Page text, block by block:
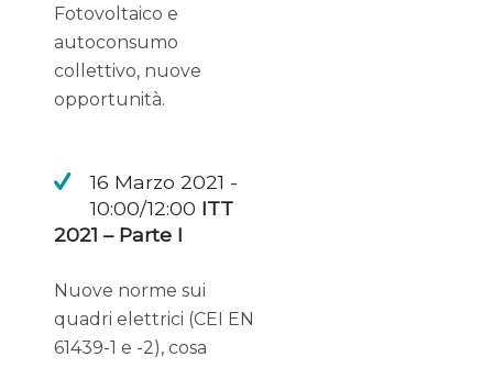
Fotovoltaico e
autoconsumo
collettivo, nuove
opportunità.
16 Marzo 2021 -
10:00/12:00 ITT
2021 – Parte I
Nuove norme sui
quadri elettrici (CEI EN
61439-1 e -2), cosa